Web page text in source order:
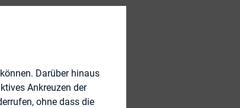
Darüber hinaus
Ankreuzen der
ohne dass die